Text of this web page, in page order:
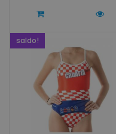
saldo!